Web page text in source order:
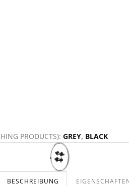
PRODUCTS): GREY, BLACK
BESCHREIBUNG